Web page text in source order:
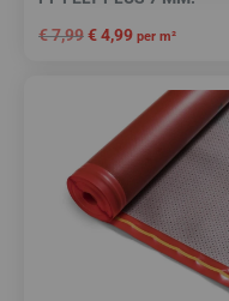
€7,99€4,99 per m²